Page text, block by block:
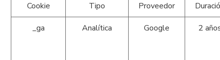
Cookie Tipo Proveedor
_ga Analítica Google 2